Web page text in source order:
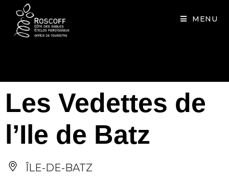
MENU
Les Vedettes de
l’Ile de Batz
ÎLE-DE-BATZ
Cookies management panel